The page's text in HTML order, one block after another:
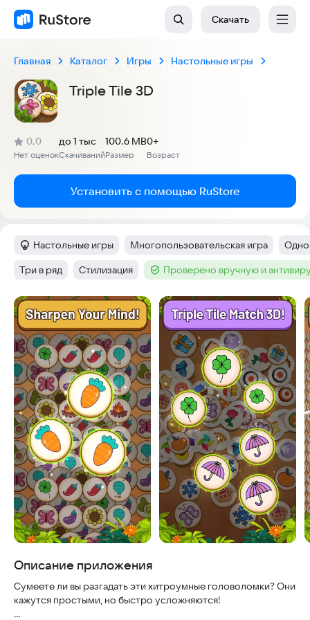
Скачать
Главная Каталог Игры Настольные игры
Triple Tile 3D
Рейтинг:
0,0
(
Нет оценок
)
Скачиваний
до 1 тыс
Размер
100.6 MB
Возраст
0+
Установить с помощью RuStore
Категория:
Настольные игры Тег:
Многопользовательская игра Тег:
Тег:
Три в ряд Тег:
Стилизация Тег :Проверено вручную и
Скриншоты
Описание приложения
Сумеете ли вы разгадать эти хитроумные головоломки? Они
кажутся простыми, но быстро усложняются!